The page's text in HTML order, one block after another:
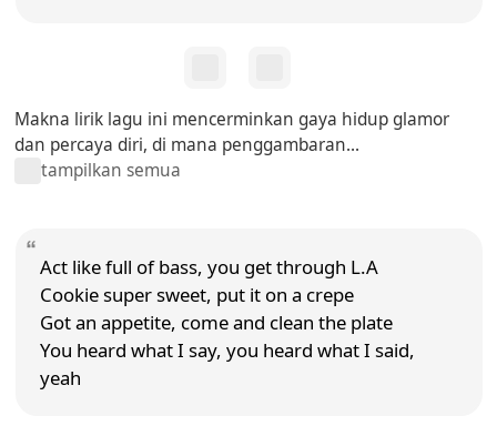
Makna lirik lagu ini mencerminkan gaya hidup glamor
dan percaya diri, di mana penggambaran...
tampilkan semua
Act like full of bass, you get through L.A
Cookie super sweet, put it on a crepe
Got an appetite, come and clean the plate
You heard what I say, you heard what I said,
yeah